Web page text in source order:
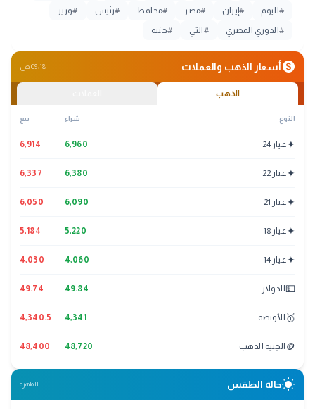
#اليوم #إيران #مصر #محافظ #رئيس #وزير
#الدوري المصري #التي #جنيه
monetization_onأسعار الذهب والعملات 09:18 ص
الذهب
النوع شراء بيع
✦ عيار 24 6,960
6,914
✦ عيار 22 6,380
6,337
✦ عيار 21 6,090
6,050
✦ عيار 18 5,220
5,184
✦ عيار 14 4,060
4,030
💵الدولار 49.84
49.74
🥇 الأونصة 4,341
4,340.5
🪙 الجنيه الذهب 48,720
48,400
wb_sunnyحالة الطقس القاهرة